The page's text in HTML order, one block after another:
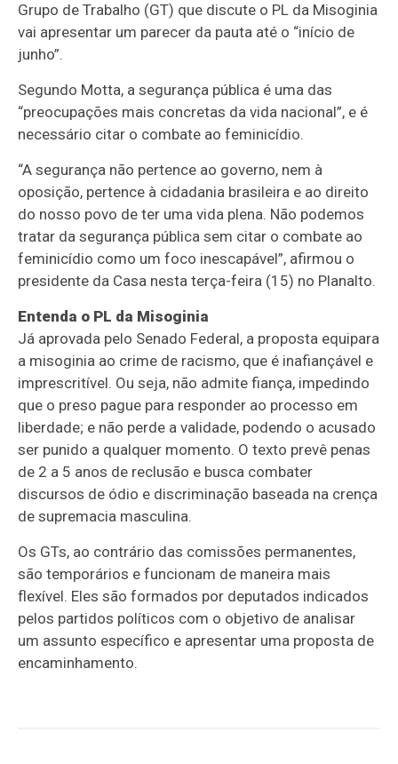
Grupo de Trabalho (GT) que discute o PL da Misoginia
vai apresentar um parecer da pauta até o “início de
junho”.
Segundo Motta, a segurança pública é uma das
“preocupações mais concretas da vida nacional”, e é
necessário citar o combate ao feminicídio.
“A segurança não pertence ao governo, nem à
oposição, pertence à cidadania brasileira e ao direito
do nosso povo de ter uma vida plena. Não podemos
tratar da segurança pública sem citar o combate ao
feminicídio como um foco inescapável”, afirmou o
presidente da Casa nesta terça-feira (15) no Planalto.
Entenda o PL da Misoginia
Já aprovada pelo Senado Federal, a proposta equipara
a misoginia ao crime de racismo, que é inafiançável e
imprescritível. Ou seja, não admite fiança, impedindo
que o preso pague para responder ao processo em
liberdade; e não perde a validade, podendo o acusado
ser punido a qualquer momento. O texto prevê penas
de 2 a 5 anos de reclusão e busca combater
discursos de ódio e discriminação baseada na crença
de supremacia masculina.
Os GTs, ao contrário das comissões permanentes,
são temporários e funcionam de maneira mais
flexível. Eles são formados por deputados indicados
pelos partidos políticos com o objetivo de analisar
um assunto específico e apresentar uma proposta de
encaminhamento.